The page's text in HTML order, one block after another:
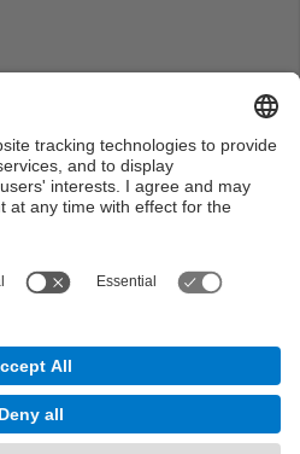
asseguts mentre conversen
de nomenament del
de Catalunya ·